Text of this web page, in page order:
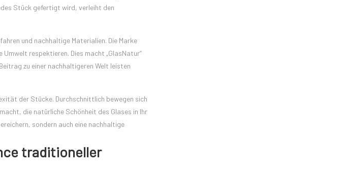
Stück gefertigt wird, verleiht den
und nachhaltige Materialien. Die Marke
respektieren. Dies macht „GlasNatur“
zu einer nachhaltigeren Welt leisten
der Stücke. Durchschnittlich bewegen sich
die natürliche Schönheit des Glases in Ihr
sondern auch eine nachhaltige
traditioneller